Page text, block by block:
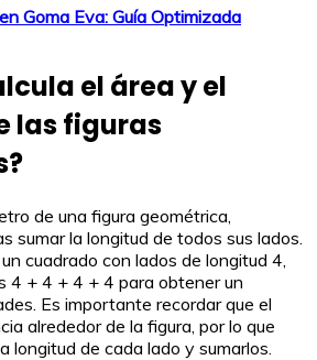
Goma Eva: Guía Optimizada
el área y el
las figuras
de una figura geométrica,
sumar la longitud de todos sus lados.
cuadrado con lados de longitud 4,
4 + 4 + 4 + 4 para obtener un
Es importante recordar que el
alrededor de la figura, por lo que
longitud de cada lado y sumarlos.